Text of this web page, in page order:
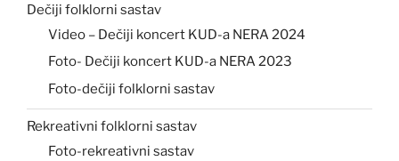
Dečiji folklorni sastav
Video – Dečiji koncert KUD-a NERA 2024
Foto- Dečiji koncert KUD-a NERA 2023
Foto-dečiji folklorni sastav
Rekreativni folklorni sastav
Foto-rekreativni sastav